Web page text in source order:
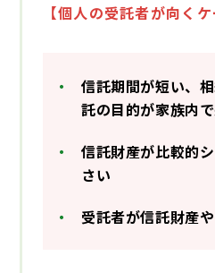
【個人の受託者が向くケ
信託期間が短い、
託の目的が家族内
信託財産が比較的
さい
受託者が信託財産